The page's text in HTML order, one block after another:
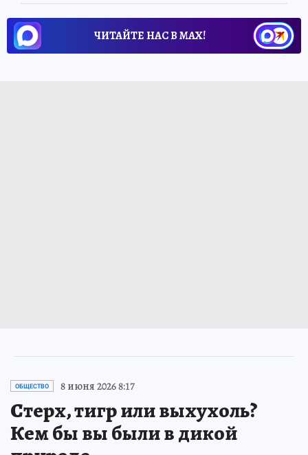
ЧИТАЙТЕ НАС В МАХ!
ОБЩЕСТВО 8 июня 2026 8:17
Стерх, тигр или выхухоль?
Кем бы вы были в дикой